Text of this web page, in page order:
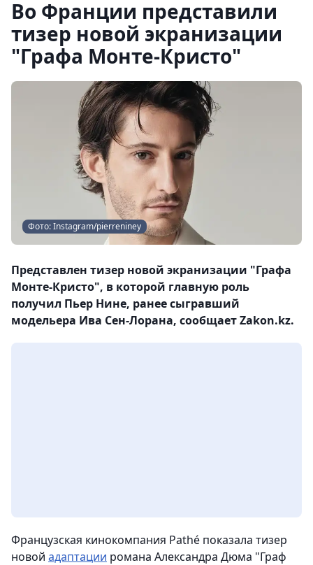
Во Франции представили
тизер новой экранизации
"Графа Монте-Кристо"
Фото: Instagram/pierreniney
Представлен тизер новой экранизации "Графа
Монте-Кристо", в которой главную роль
получил Пьер Нине, ранее сыгравший
модельера Ива Сен-Лорана, сообщает Zakon.kz.
Французская кинокомпания Pathé показала тизер
новой адаптации романа Александра Дюма "Граф